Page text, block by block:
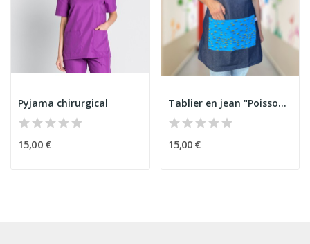
Pyjama chirurgical
15,00 €
Tablier en jean "Poissons"
15,00 €